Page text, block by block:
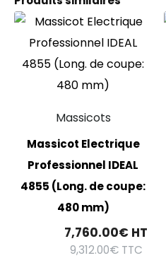
Massicots
Massicot Electrique
Professionnel IDEAL
4855 (Long. de coupe:
480 mm)
7,760.00€ HT
9,312.00€TTC